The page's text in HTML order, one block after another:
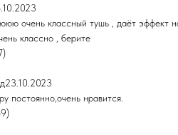
очень классный тушь , даёт эффект
классно , берите
постоянно,очень нравится.